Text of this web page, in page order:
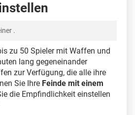
.
zu 50 Spieler mit Waffen und
lang gegeneinander
zur Verfügung, die alle ihre
Sie Ihre Feinde mit einem
die Empfindlichkeit einstellen